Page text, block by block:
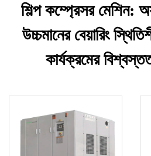
শিল্প কম্প্রেসর মেশিন:
উচ্চমানের বেয়ারিং
কার্যক্রমের